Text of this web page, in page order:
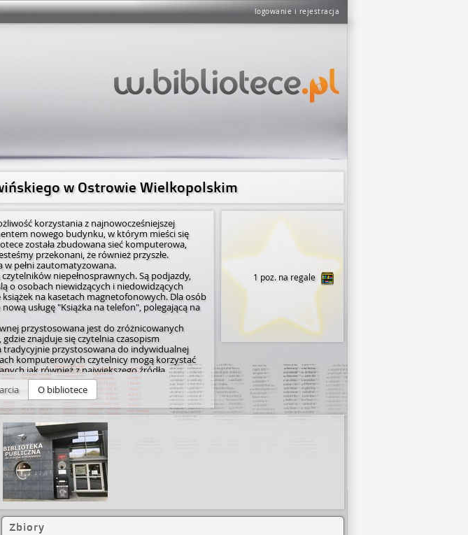
logowanie i rejestracja
w Ostrowie Wielkopolskim
korzystania z najn­owoc­ześn­iejs­zej
nowego budynku, w którym mieści się
została zbudowana sieć komputerowa,
przekonani, że również przyszłe.
w pełni zautomatyzowana.
niep­ełno­spra­wnyc­h. Są podjazdy,
o osobach niewidzących i niedowidzących
na kasetach magnetofonowych. Dla osób
usługę "Książka na telefon", polegającą na
przystosowana jest do zróżnicowanych
znajduje się czytelnia czasopism
przystosowana do indywidualnej
komputerowych czytelnicy mogą korzystać
jak również z największego źródła
małą galerie, gdzie czytelnicy mogą
przez pracowników biblioteki.
oblicze. W wypożyczalni zostało
wiedzy, dla wszystkich grup
piękną, popu­larn­onau­kową­, naukową.
kierunków studiów, m.in. historii,
dokonywać wyboru książek, a
poruszanie się po wypożyczalni.
(starodruki), których "perełką" jest wydany w
najciekawszych pozycji należą "Kazania na
Pruskiego" z 1853 roku. W sumie
w mieście nie tylko z racji wielkości zbiorów,
obecnie posiada 6 194. Wypożyczają oni w
korzystało w ubiegłym roku 13 910
O bibliotece
1 poz. na regale
Zbiory